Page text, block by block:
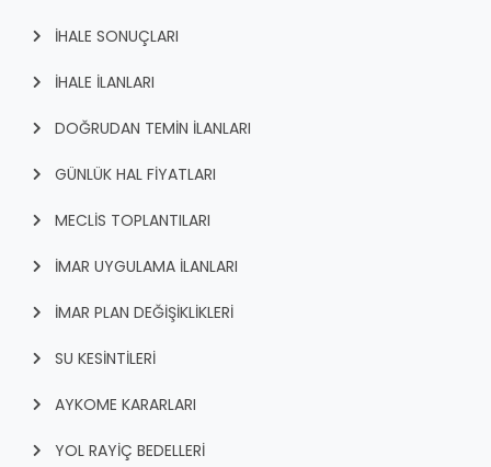
İHALE SONUÇLARI
İHALE İLANLARI
DOĞRUDAN TEMİN İLANLARI
GÜNLÜK HAL FİYATLARI
MECLİS TOPLANTILARI
İMAR UYGULAMA İLANLARI
İMAR PLAN DEĞİŞİKLİKLERİ
SU KESİNTİLERİ
AYKOME KARARLARI
YOL RAYİÇ BEDELLERİ